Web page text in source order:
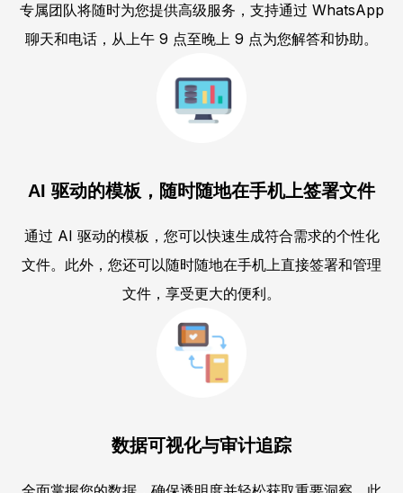
专属团队将随时为您提供高级服务，支持通过 WhatsApp
聊天和电话，从上午 9 点至晚上 9 点为您解答和协助。
AI 驱动的模板，随时随地在手机上签署文件
通过 AI 驱动的模板，您可以快速生成符合需求的个性化
文件。此外，您还可以随时随地在手机上直接签署和管理
文件，享受更大的便利。
数据可视化与审计追踪